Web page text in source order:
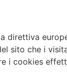
direttiva
sito che i
i cookies